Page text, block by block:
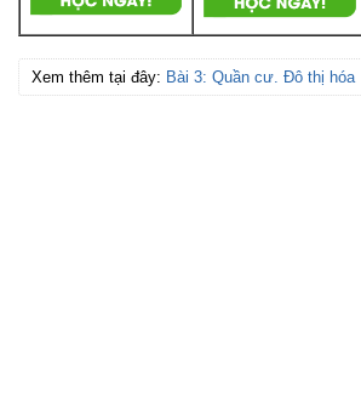
Xem thêm tại đây: Bài 3: Quần cư. Đô thị hóa